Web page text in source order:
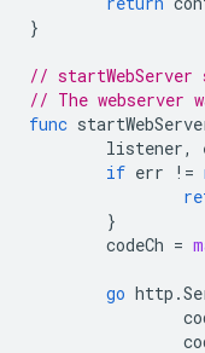
}
//
// The webserver
func
listener,
if err !=
}
codeCh =
go http .